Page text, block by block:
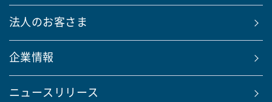
法人のお客さま
企業情報
ニュースリリース